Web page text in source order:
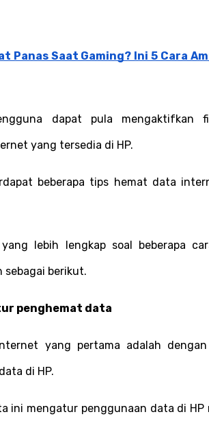
Panas Saat Gaming? Ini 5 Cara
dapat pula mengaktifkan
yang tersedia di HP.
beberapa tips hemat data
lebih lengkap soal beberapa
sebagai berikut.
penghemat data
yang pertama adalah
di HP.
ini mengatur penggunaan data di HP